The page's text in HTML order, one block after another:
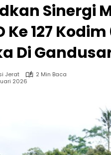
Sinergi
Ke 127
Di
Jerat
2 Min Baca
2026